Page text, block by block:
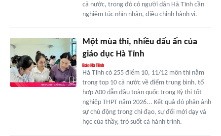
cả nước, trong đó có người dân Hà Tĩnh cần
nghiêm túc nhìn nhận, điều chỉnh hành vi.
Một mùa thi, nhiều dấu ấn của
giáo dục Hà Tĩnh
Hà Tĩnh có 255 điểm 10, 11/12 môn thi nằm
trong top 10 cả nước về điểm trung bình, tổ
hợp A00 dẫn đầu toàn quốc trong Kỳ thi tốt
nghiệp THPT năm 2026... Kết quả đó phản ánh
sự chủ động trong chỉ đạo, sự đổi mới dạy và
học của thầy, trò suốt cả hành trình.